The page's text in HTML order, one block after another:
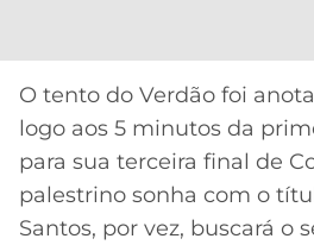
MELHORES
CASSINOS
ONLINE
2026
GRÊMIO
ATLÉTICO
MG
CAMPEÕES
LALIGA
O tento do Verdão foi
logo aos 5 minutos da
para sua terceira final de
palestrino sonha com o
Santos, por vez, buscará o